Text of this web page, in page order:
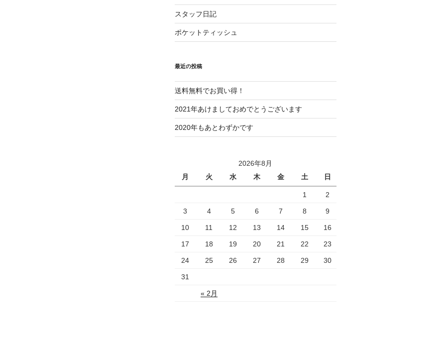
スタッフ日記
ポケットティッシュ
最近の投稿
送料無料でお買い得！
2021年あけましておめでとうございます
2020年もあとわずかです
2026年8月
月
火 水 木 金 土 日
« 2月
1 2
3 4 5 6 7 8 9
10 11 12 13 14 15 16
17 18 19 20 21 22 23
24 25 26 27 28 29 30
31